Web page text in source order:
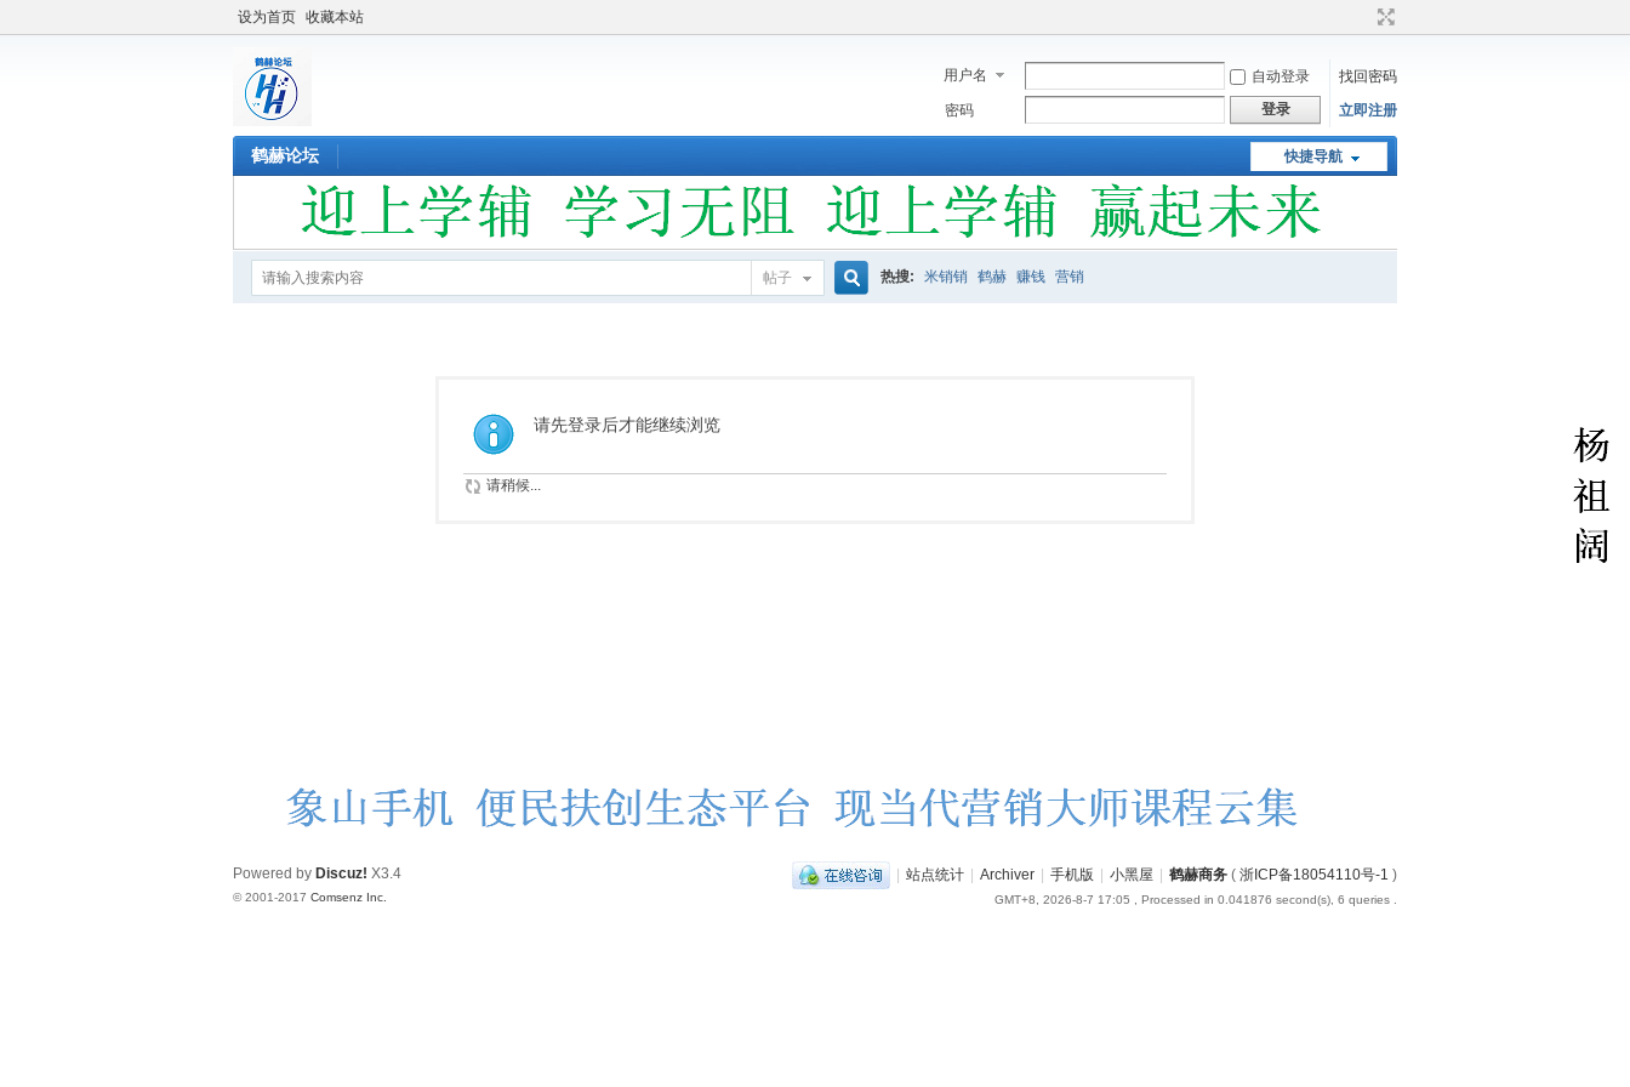
设为首页 收藏本站
用户名 自动登录
找回密码
密码
登录 立即注册
快捷导航
鹤赫论坛
帖子 热搜: 米销销 鹤赫 赚钱 营销
请先登录后才能继续浏览
请稍候...
| 站点统计 | Archiver | 手机版 | 小黑屋 | 鹤赫商务 ( 浙ICP备18054110号-1 )
GMT+8, 2026-8-7 17:05 , Processed in 0.041876 second(s), 6 queries .
Powered by Discuz! X3.4
© 2001-2017 Comsenz Inc.